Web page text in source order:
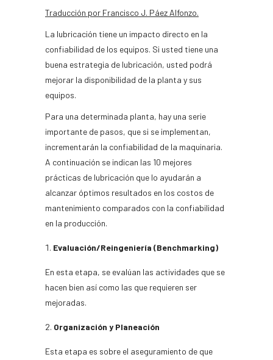
Traducción por Francisco J. Páez Alfonzo.
La lubricación tiene un impacto directo en la
confiabilidad de los equipos. Si usted tiene una
buena estrategia de lubricación, usted podrá
mejorar la disponibilidad de la planta y sus
equipos.
Para una determinada planta, hay una serie
importante de pasos, que si se implementan,
incrementarán la confiabilidad de la maquinaria.
A continuación se indican las 10 mejores
prácticas de lubricación que lo ayudarán a
alcanzar óptimos resultados en los costos de
mantenimiento comparados con la confiabilidad
en la producción.
Evaluación/Reingeniería (Benchmarking)
En esta etapa, se evalúan las actividades que se
hacen bien así como las que requieren ser
mejoradas.
Organización y Planeación
Esta etapa es sobre el aseguramiento de que